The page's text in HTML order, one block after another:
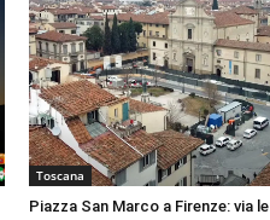
Toscana
Piazza San Marco a Firenze: via le